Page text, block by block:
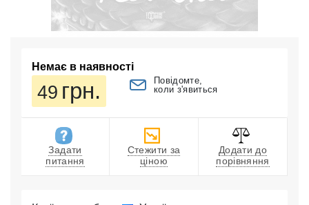
Немає в наявності
49 грн.
Повідомте,
коли з'явиться
Задати
питання
Стежити за
ціною
Додати до
порівняння